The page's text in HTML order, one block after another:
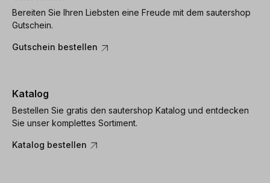
Bereiten Sie Ihren Liebsten eine Freude mit dem sautershop
Gutschein.
Gutschein bestellen
Katalog
Bestellen Sie gratis den sautershop Katalog und entdecken
Sie unser komplettes Sortiment.
Katalog bestellen